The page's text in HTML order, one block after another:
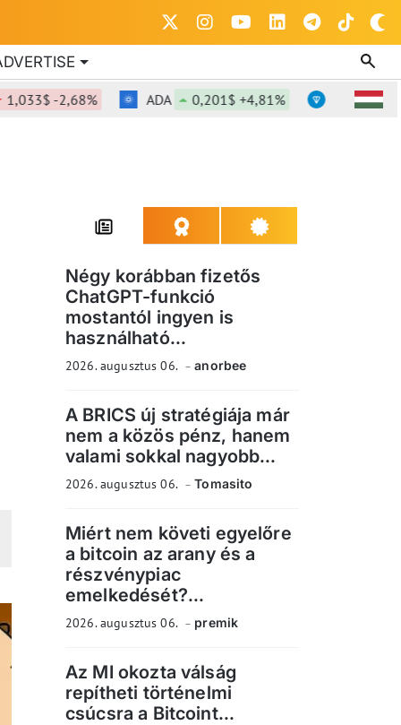
-2,68% ADA 0,201$ +4,81% TON 1,37$ -
Négy korábban fizetős
ChatGPT-funkció
mostantól ingyen is
használható...
2026. augusztus 06. anorbee
A BRICS új stratégiája már
nem a közös pénz, hanem
valami sokkal nagyobb...
2026. augusztus 06. Tomasito
Miért nem követi egyelőre
a bitcoin az arany és a
részvénypiac
emelkedését?...
2026. augusztus 06. premik
Az MI okozta válság
repítheti történelmi
csúcsra a Bitcoint...